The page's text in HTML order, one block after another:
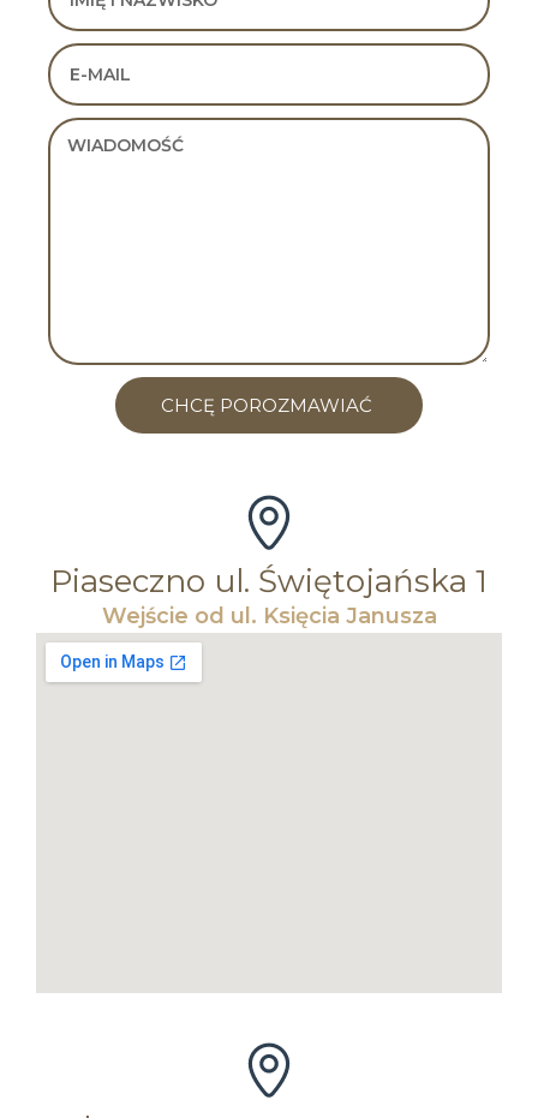
CHCĘ POROZMAWIAĆ
Piaseczno ul. Świętojańska 1
Wejście od ul. Księcia Janusza